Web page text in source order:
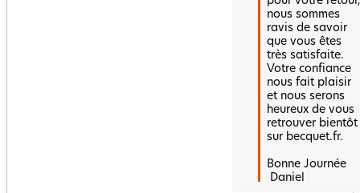
nous sommes
ravis de savoir
que vous êtes
très satisfaite.
Votre confiance
nous fait plaisir
et nous serons
heureux de vous
retrouver bientôt
sur becquet.fr.
Bonne Journée
Daniel